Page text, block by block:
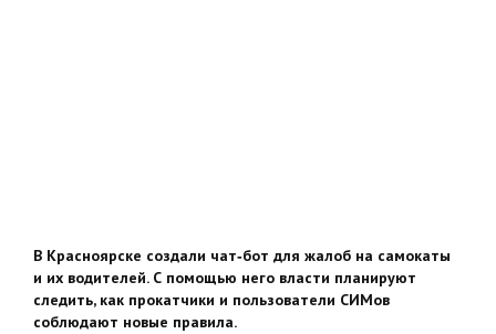
В Красноярске создали чат‑бот для жалоб на самокаты
и их водителей. С помощью него власти планируют
следить, как прокатчики и пользователи СИМов
соблюдают новые правила.